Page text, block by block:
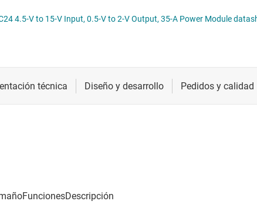
Servicios de chip y oblea
TPSM846C24 4.5-V to 15-V Input, 0.5-V to 2-V Output, 35-A Power